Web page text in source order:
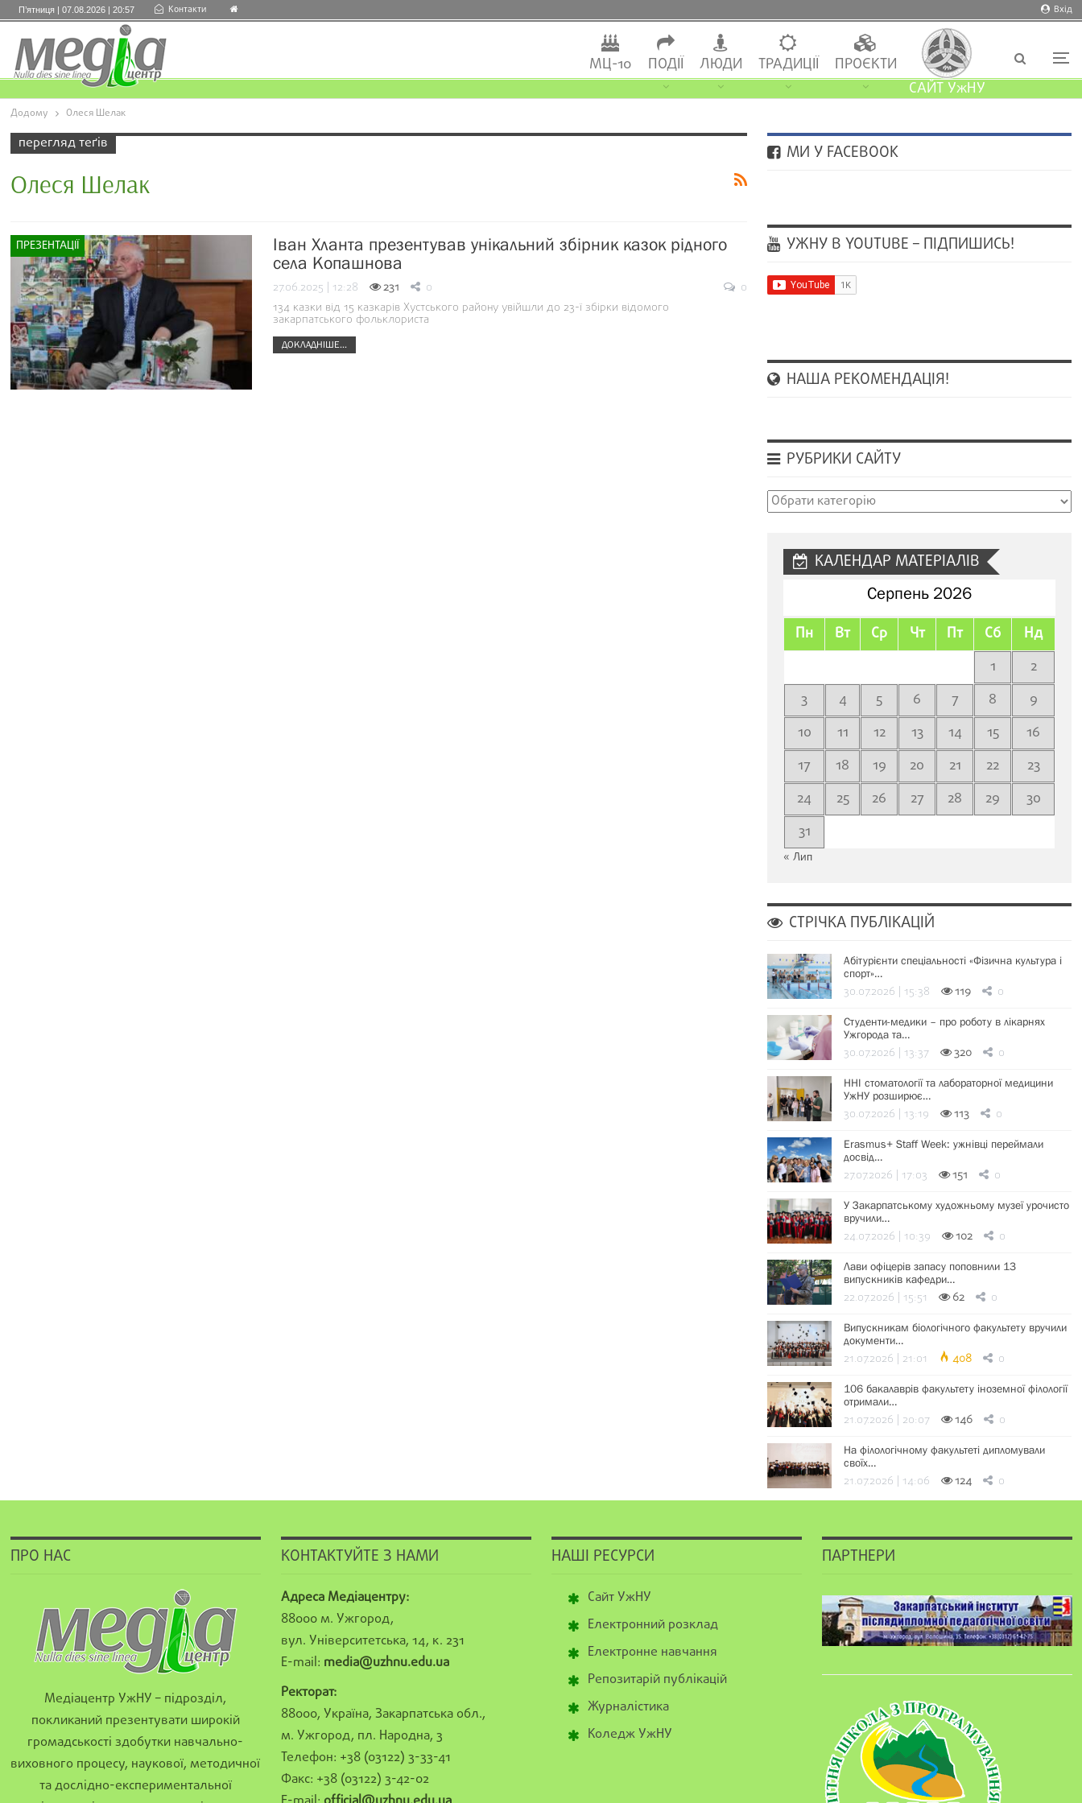
Вхід
П’ятниця | 07.08.2026 | 20:57 Контакти
МЦ-10 ПОДІЇ ЛЮДИ ТРАДИЦІЇ
ПРОЄКТИ
САЙТ УжНУ
Додому Олеся Шелак
перегляд теґів
Олеся Шелак
ПРЕЗЕНТАЦІЇ
Іван Хланта презентував унікальний збірник казок рідного
села Копашнова
27.06.2025 | 12:28 231 0
0
134 казки від 15 казкарів Хустського району увійшли до 23-ї збірки відомого
закарпатського фольклориста
ДОКЛАДНІШЕ...
МИ У FACEBOOK
УЖНУ В YOUTUBE – ПІДПИШИСЬ!
НАША РЕКОМЕНДАЦІЯ!
РУБРИКИ САЙТУ
Рубрики
КАЛЕНДАР МАТЕРІАЛІВ
Серпень 2026
Пн Вт Ср Чт Пт Сб Нд
1
2
3
4 5 6 7 8
9
10
11 12 13 14 15
16
17
18 19 20 21 22
23
24
25 26 27 28 29
30
31
« Лип
СТРІЧКА ПУБЛІКАЦІЙ
Абітурієнти спеціальності «Фізична культура і
спорт»…
30.07.2026 | 15:38 119 0
Студенти-медики – про роботу в лікарнях
Ужгорода та…
30.07.2026 | 13:37 320 0
ННІ стоматології та лабораторної медицини
УжНУ розширює…
30.07.2026 | 13:19 113 0
Erasmus+ Staff Week: ужнівці переймали
досвід…
27.07.2026 | 17:03 151 0
У Закарпатському художньому музеї урочисто
вручили…
24.07.2026 | 10:39 102 0
Лави офіцерів запасу поповнили 13
випускників кафедри…
22.07.2026 | 15:51 62 0
Випускникам біологічного факультету вручили
документи…
21.07.2026 | 21:01 408 0
106 бакалаврів факультету іноземної філології
отримали…
21.07.2026 | 20:07 146 0
На філологічному факультеті дипломували
своїх…
21.07.2026 | 14:06 124 0
ПРО НАС
Медіацентр УжНУ – підрозділ,
покликаний презентувати широкій
громадськості здобутки навчально-
виховного процесу, наукової, методичної
та дослідно-експериментальної
КОНТАКТУЙТЕ З НАМИ
Адреса Медіацентру:
88000 м. Ужгород,
вул. Університетська, 14, к. 231
E-mail: media@uzhnu.edu.ua
Ректорат:
88000, Україна, Закарпатська обл.,
м. Ужгород, пл. Народна, 3
Телефон: +38 (03122) 3-33-41
Факс: +38 (03122) 3-42-02
НАШІ РЕСУРСИ
Сайт УжНУ
Електронний розклад
Електронне навчання
Репозитарій публікацій
Журналістика
Коледж УжНУ
ПАРТНЕРИ